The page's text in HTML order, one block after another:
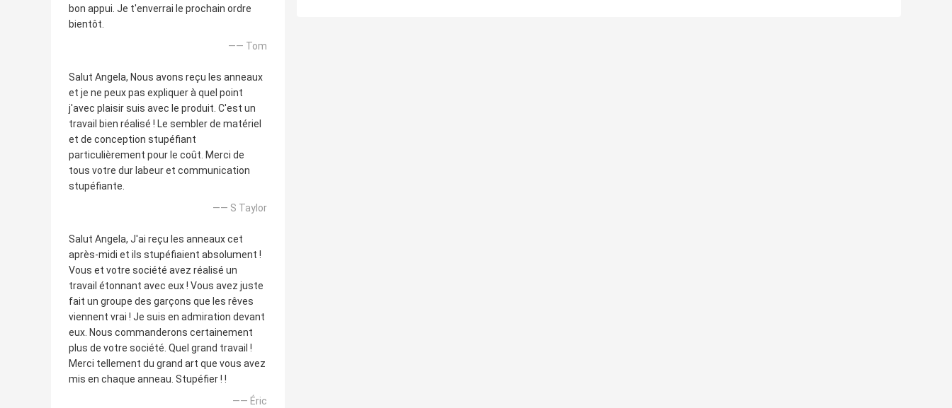
bon appui. Je t'enverrai le prochain ordre
bientôt.
—— Tom
Salut Angela, Nous avons reçu les anneaux
et je ne peux pas expliquer à quel point
j'avec plaisir suis avec le produit. C'est un
travail bien réalisé ! Le sembler de matériel
et de conception stupéfiant
particulièrement pour le coût. Merci de
tous votre dur labeur et communication
stupéfiante.
—— S Taylor
Salut Angela, J'ai reçu les anneaux cet
après-midi et ils stupéfiaient absolument !
Vous et votre société avez réalisé un
travail étonnant avec eux ! Vous avez juste
fait un groupe des garçons que les rêves
viennent vrai ! Je suis en admiration devant
eux. Nous commanderons certainement
plus de votre société. Quel grand travail !
Merci tellement du grand art que vous avez
mis en chaque anneau. Stupéfier ! !
—— Éric